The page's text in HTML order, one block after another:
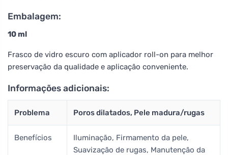
Embalagem:
10 ml
Frasco de vidro escuro com aplicador roll-on para melhor
preservação da qualidade e aplicação conveniente.
Informações adicionais:
Problema Poros dilatados, Pele madura/rugas
Benefícios
Iluminação, Firmamento da pele,
Suavização de rugas, Manutenção da